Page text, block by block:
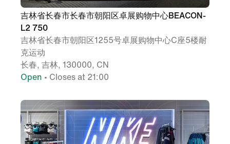
吉林省长春市长春市朝阳区卓展购物中心BEACON-
L2 750
吉林省长春市朝阳区1255号卓展购物中心C座5楼耐
克运动
长春, 吉林, 130000, CN
Open • Closes at 21:00